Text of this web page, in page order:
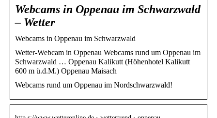
Webcams in Oppenau im Schwarzwald
– Wetter
Webcams in Oppenau im Schwarzwald
Wetter-Webcam in Oppenau Webcams rund um Oppenau im
Schwarzwald … Oppenau Kalikutt (Höhenhotel Kalikutt
600 m ü.d.M.) Oppenau Maisach
Webcams rund um Oppenau im Nordschwarzwald!